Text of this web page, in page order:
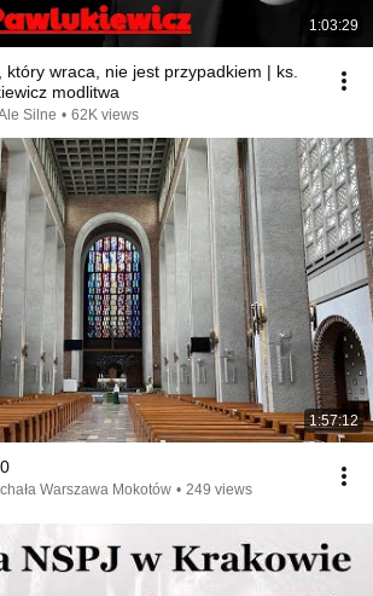
1:03:29
wraca, nie jest przypadkiem | ks.
modlitwa
Silne • 62K views
1:57:12
Warszawa Mokotów • 249 views